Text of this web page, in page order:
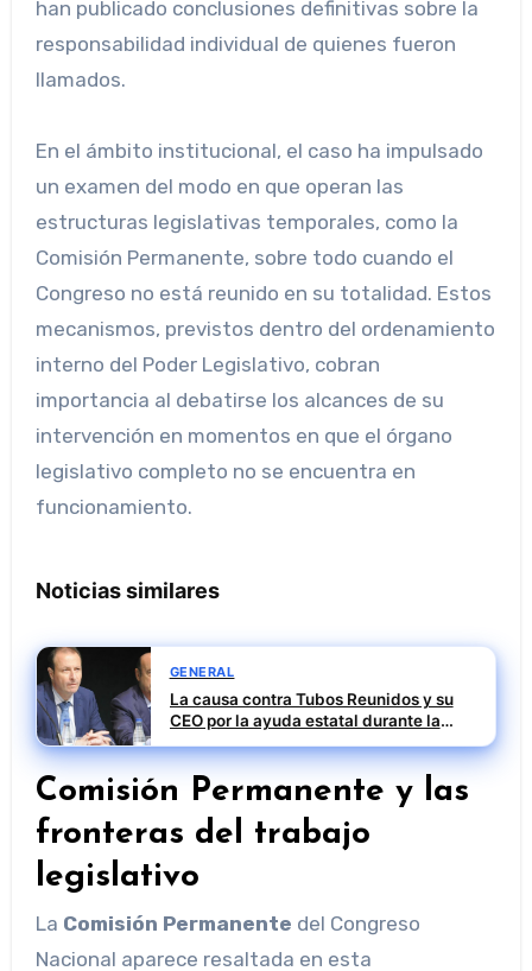
han publicado conclusiones definitivas sobre la
responsabilidad individual de quienes fueron
llamados.
En el ámbito institucional, el caso ha impulsado
un examen del modo en que operan las
estructuras legislativas temporales, como la
Comisión Permanente, sobre todo cuando el
Congreso no está reunido en su totalidad. Estos
mecanismos, previstos dentro del ordenamiento
interno del Poder Legislativo, cobran
importancia al debatirse los alcances de su
intervención en momentos en que el órgano
legislativo completo no se encuentra en
funcionamiento.
Noticias similares
GENERAL
La causa contra Tubos Reunidos y su
CEO por la ayuda estatal durante la
pandemia sigue abierta
Comisión Permanente y las
fronteras del trabajo
legislativo
La Comisión Permanente del Congreso
Nacional aparece resaltada en esta